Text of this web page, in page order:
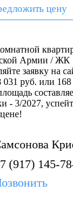
помещений
добраться
для
ситуации в
внешний вид
тенденциям
«Скай»
цену
Армии / ЖК
заявку на
031 руб. или 168
- 3/2027,
(917) 145-